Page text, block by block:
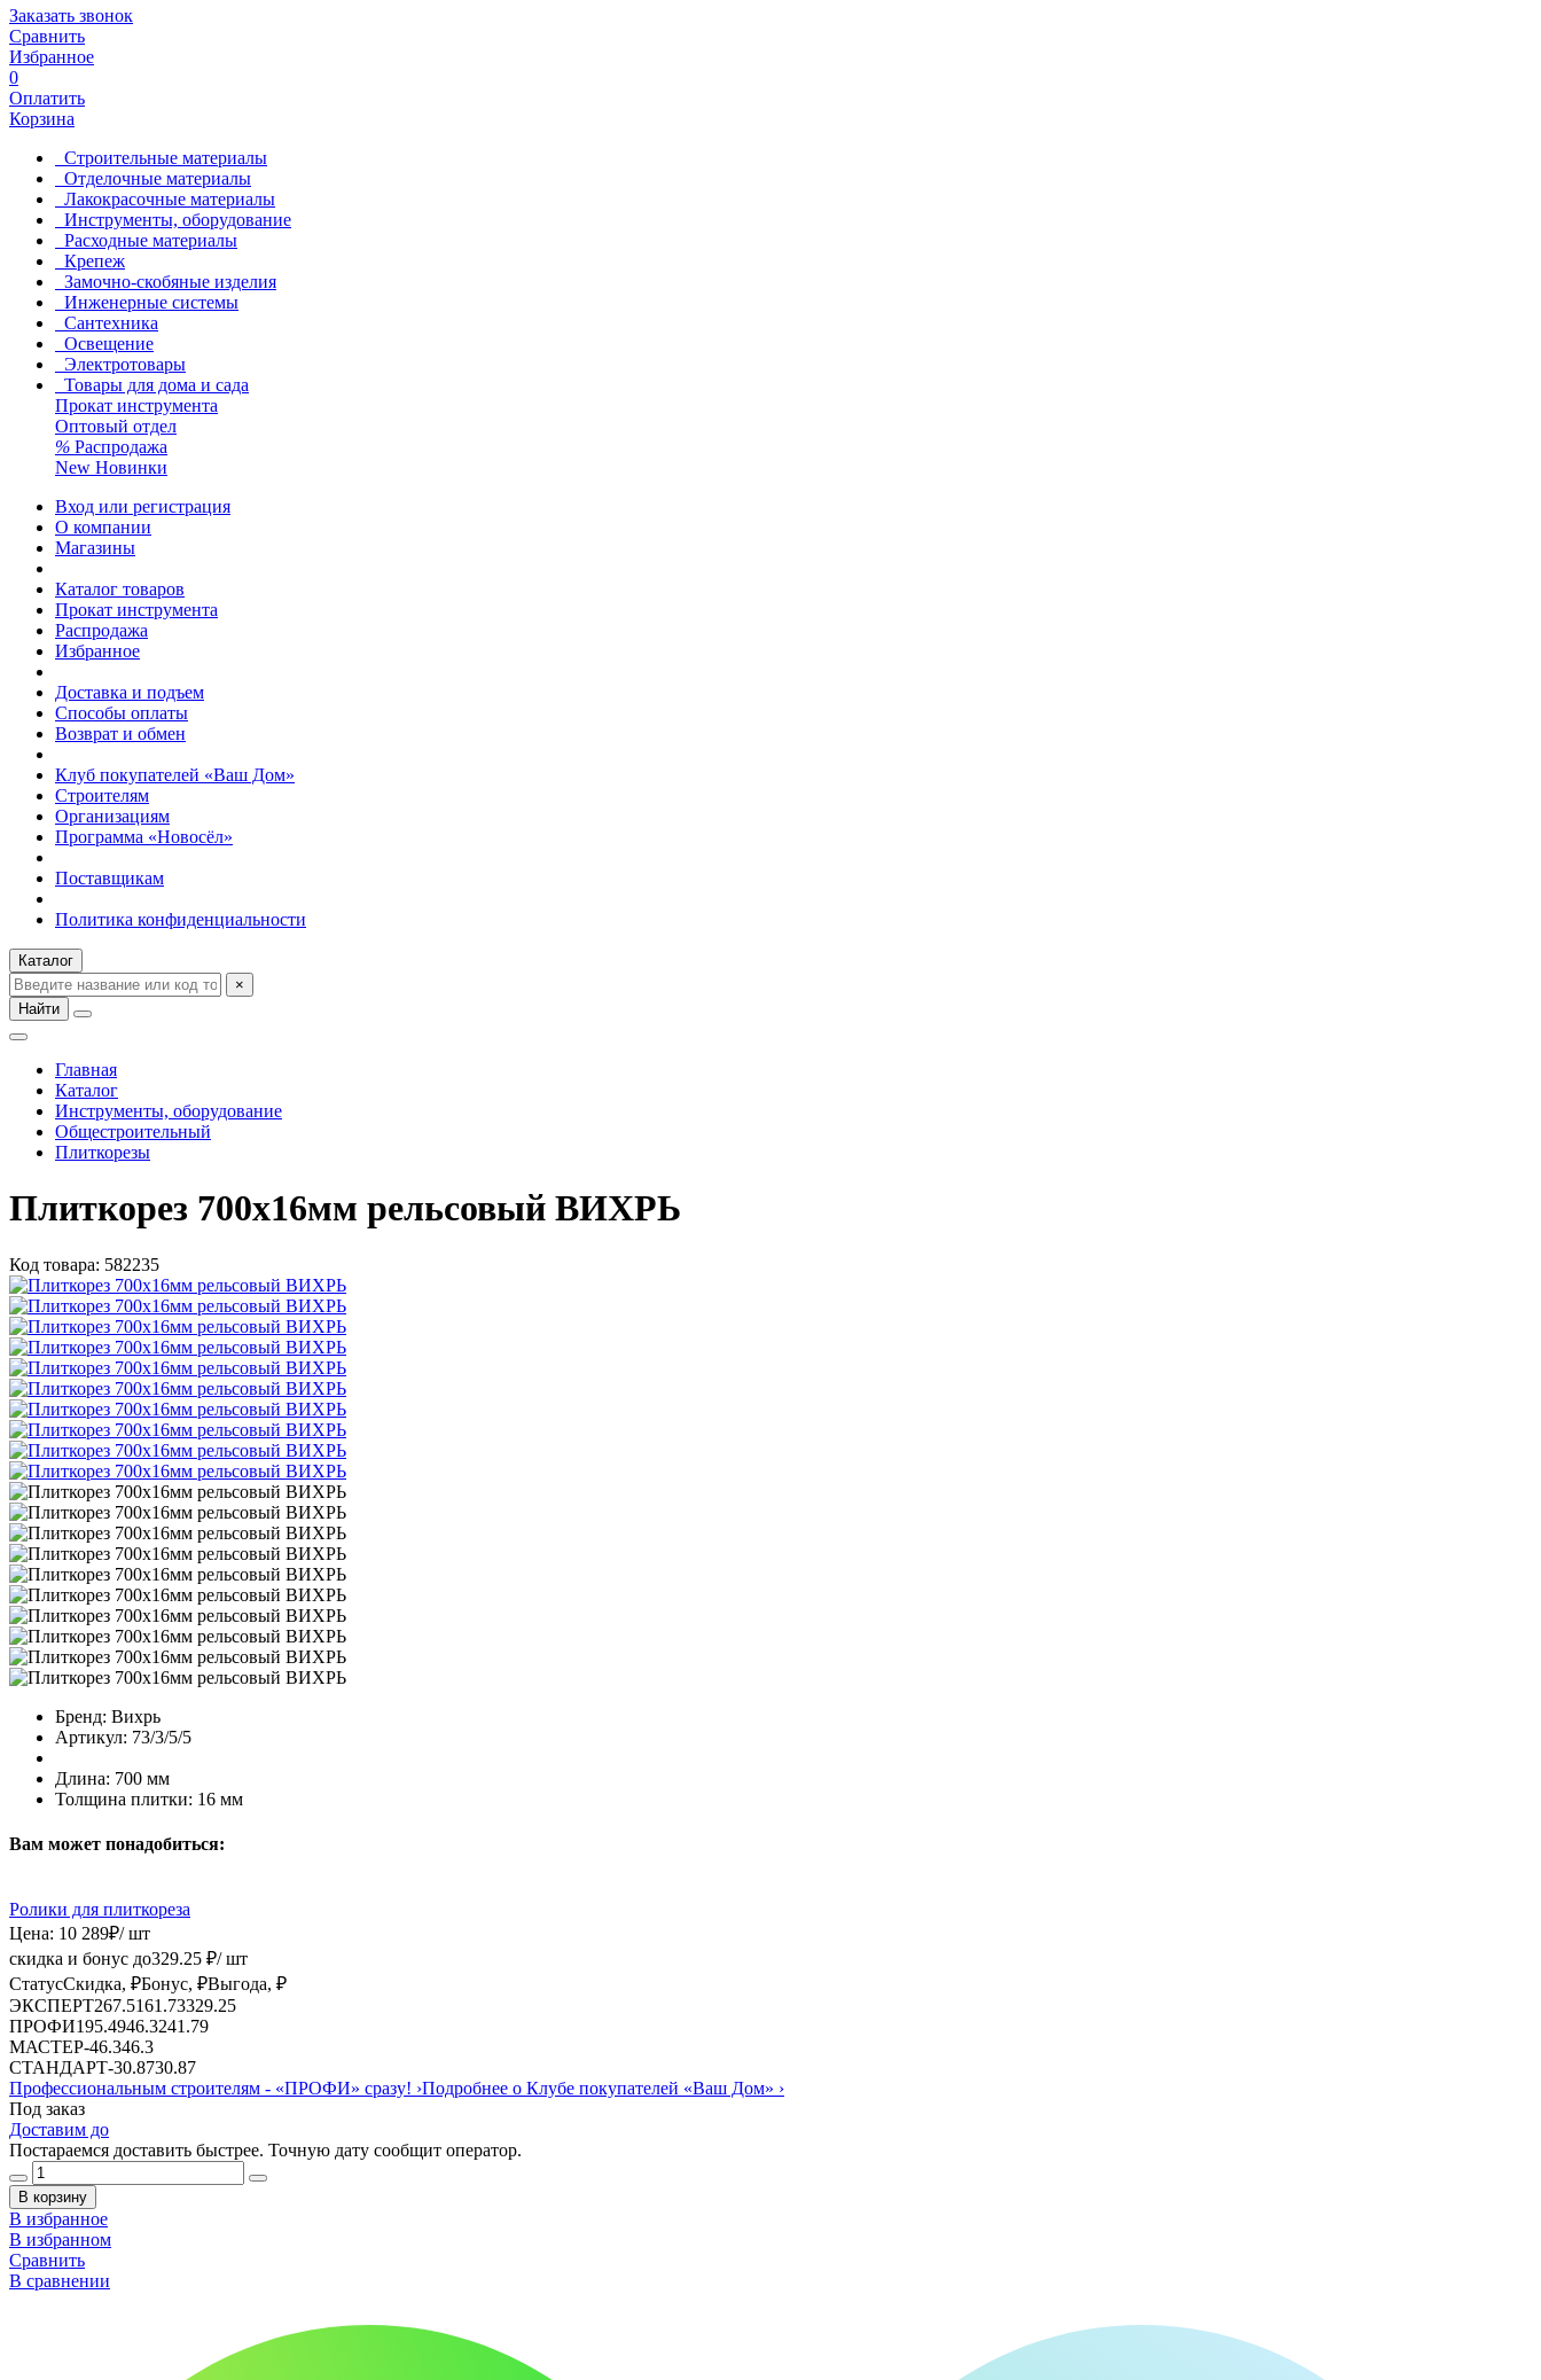
Заказать звонок
Сравнить
Избранное
0
Оплатить
Корзина
Строительные материалы
Отделочные материалы
Лакокрасочные материалы
Инструменты, оборудование
Расходные материалы
Крепеж
Замочно-скобяные изделия
Инженерные системы
Сантехника
Освещение
Электротовары
Товары для дома и сада
Прокат инструмента
Оптовый отдел
% Распродажа
New Новинки
Вход или регистрация
О компании
Магазины
Каталог товаров
Прокат инструмента
Распродажа
Избранное
Доставка и подъем
Способы оплаты
Возврат и обмен
Клуб покупателей «Ваш Дом»
Строителям
Организациям
Программа «Новосёл»
Поставщикам
Политика конфиденциальности
Каталог
×
Найти
Главная
Каталог
Инструменты, оборудование
Общестроительный
Плиткорезы
Плиткорез 700х16мм рельсовый ВИХРЬ
Код товара: 582235
Бренд: Вихрь
Артикул: 73/3/5/5
Длина: 700 мм
Толщина плитки: 16 мм
Вам может понадобиться:
Ролики для плиткореза
Цена: 10 289₽/ шт
скидка и бонус до329.25 ₽/ шт
СтатусСкидка, ₽Бонус, ₽Выгода, ₽
ЭКСПЕРТ267.5161.73329.25
ПРОФИ195.4946.3241.79
МАСТЕР-46.346.3
СТАНДАРТ-30.8730.87
Профессиональным строителям - «ПРОФИ» сразу! ›Подробнее о Клубе покупателей «Ваш Дом» ›
Под заказ
Доставим до
Постараемся доставить быстрее. Точную дату сообщит оператор.
В корзину
В избранное
В избранном
Сравнить
В сравнении